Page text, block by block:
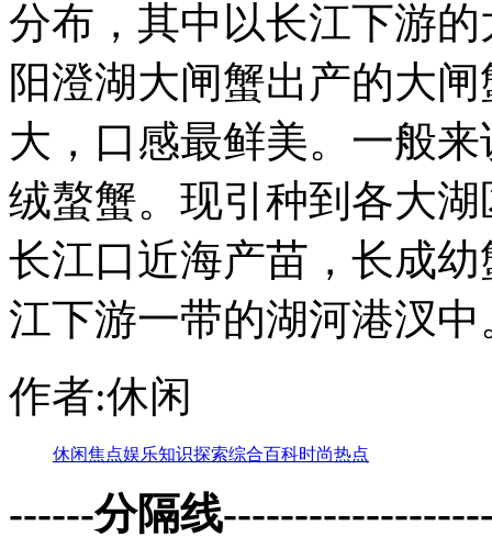
分布，其中以长江下游
阳澄湖大闸蟹出产的大
大，口感最鲜美。一般
绒螯蟹。现引种到各大
长江口近海产苗，长成
江下游一带的湖河港汊
作者:休闲
休闲焦点娱乐知识探索综合百科时尚热点
------分隔线